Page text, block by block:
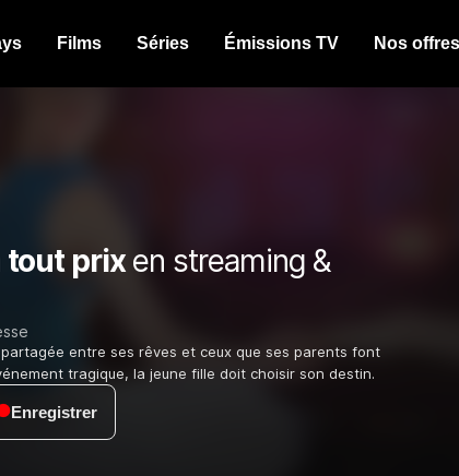
Films Séries Émissions TV Nos offres
tout prixen streaming &
entre ses rêves et ceux que ses parents font
tragique, la jeune fille doit choisir son destin.
Enregistrer